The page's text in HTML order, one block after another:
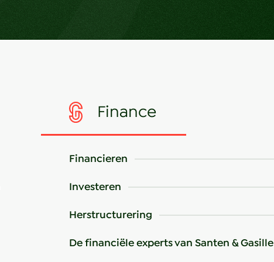
Finance
Financieren
Investeren
Herstructurering
De financiële experts van Santen & Gasille